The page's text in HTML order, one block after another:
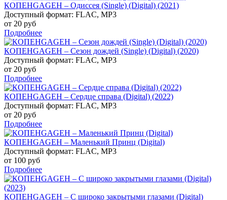
КОПЕНGАGЕН – Одиссея (Single) (Digital) (2021)
Доступный формат: FLAC, MP3
от 20 руб
Подробнее
КОПЕНGАGЕН – Сезон дождей (Single) (Digital) (2020)
Доступный формат: FLAC, MP3
от 20 руб
Подробнее
КОПЕНGАGЕН – Сердце справа (Digital) (2022)
Доступный формат: FLAC, MP3
от 20 руб
Подробнее
КОПЕНGАGЕН – Маленький Принц (Digital)
Доступный формат: FLAC, MP3
от 100 руб
Подробнее
КОПЕНGАGЕН – С широко закрытыми глазами (Digital)